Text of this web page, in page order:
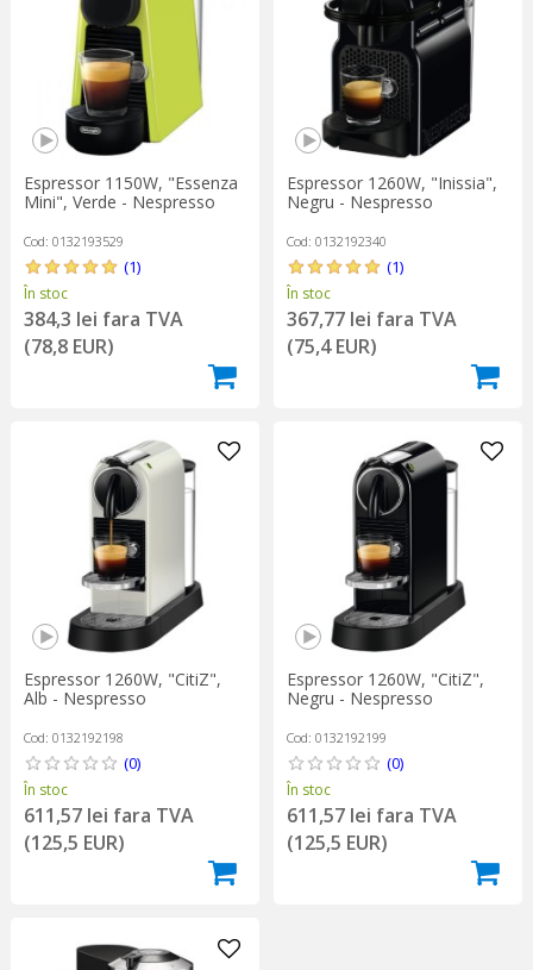
Espressor 1150W, "Essenza
Mini", Verde - Nespresso
Cod: 0132193529
(1)
În stoc
384,3 lei fara TVA
(78,8 EUR)
Espressor 1260W, "Inissia",
Negru - Nespresso
Cod: 0132192340
(1)
În stoc
367,77 lei fara TVA
(75,4 EUR)
Espressor 1260W, "CitiZ",
Alb - Nespresso
Cod: 0132192198
(0)
În stoc
611,57 lei fara TVA
(125,5 EUR)
Espressor 1260W, "CitiZ",
Negru - Nespresso
Cod: 0132192199
(0)
În stoc
611,57 lei fara TVA
(125,5 EUR)